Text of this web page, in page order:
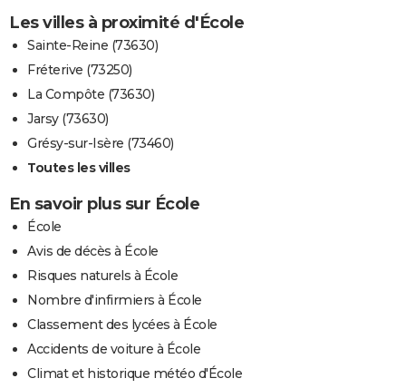
Les villes à proximité d'École
Sainte-Reine (73630)
Fréterive (73250)
La Compôte (73630)
Jarsy (73630)
Grésy-sur-Isère (73460)
Toutes les villes
En savoir plus sur École
École
Avis de décès à École
Risques naturels à École
Nombre d'infirmiers à École
Classement des lycées à École
Accidents de voiture à École
Climat et historique météo d'École